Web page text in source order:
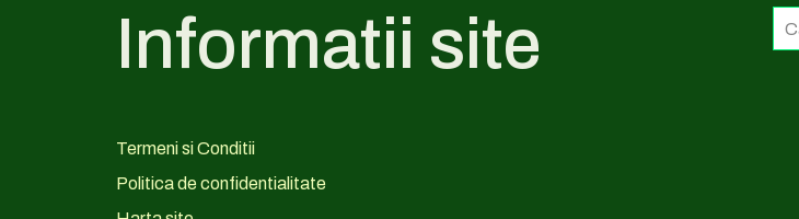
Informatii site
Termeni si Conditii
Politica de confidentialitate